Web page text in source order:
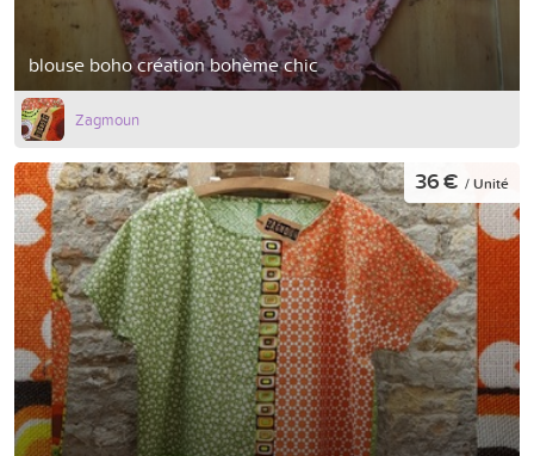
blouse boho création bohème chic
Zagmoun
36 € / Unité